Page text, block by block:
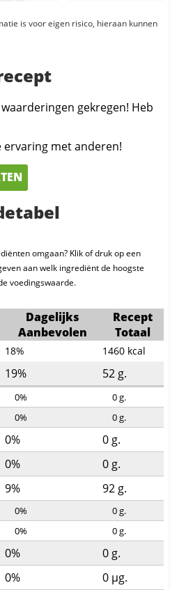
is voor eigen risico, hieraan kunnen
gekregen! Heb
ervaring met anderen!
omgaan? Klik of druk op een
aan welk ingrediënt de hoogste
voedingswaarde.
Dagelijks
Aanbevolen
Recept
Totaal
18% 1460 kcal
19% 52 g.
0% 0g.
0% 0g.
0% 0 g.
0% 0 g.
9% 92 g.
0% 0g.
0% 0g.
0% 0 g.
0% 0 µg.